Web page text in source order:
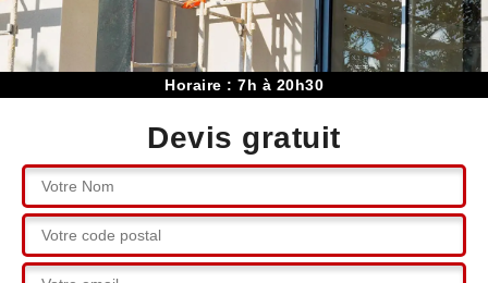
Horaire : 7h à 20h30
Devis gratuit